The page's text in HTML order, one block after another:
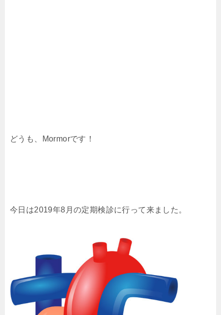
どうも、Mormorです！
今日は2019年8月の定期検診に行って来ました。